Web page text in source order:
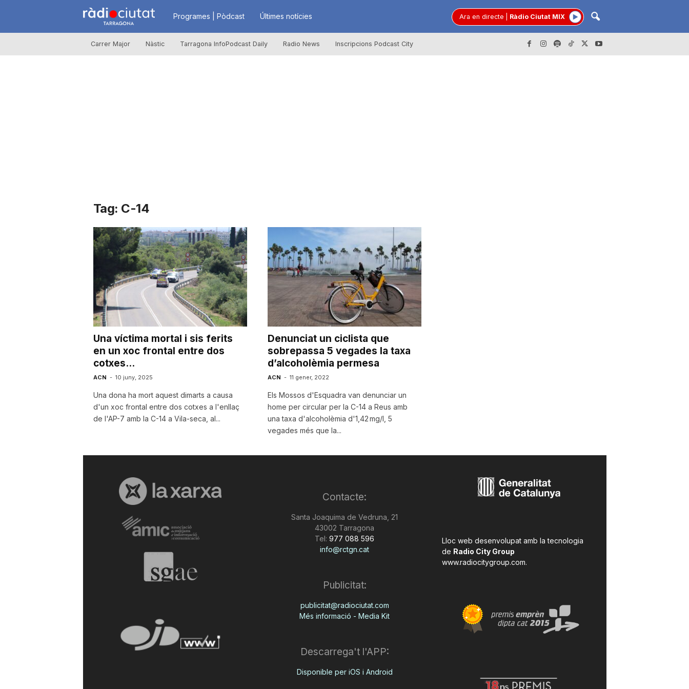
R
à
u
t
t
e
a
o
Programes | Pòdcast Últimes notícies Ara en directe Ràdio Ciutat MIX
Carrer Major Nàstic Tarragona InfoPodcast Daily Radio News Inscripcions Podcast City
Tag: C-14
Una víctima mortal i sis ferits
en un xoc frontal entre dos
cotxes...
ACN - 10 juny, 2025
Una dona ha mort aquest dimarts a causa
d'un xoc frontal entre dos cotxes a l'enllaç
de l'AP-7 amb la C-14 a Vila-seca, al...
Denunciat un ciclista que
sobrepassa 5 vegades la taxa
d’alcoholèmia permesa
ACN - 11 gener, 2022
Els Mossos d'Esquadra van denunciar un
home per circular per la C-14 a Reus amb
una taxa d'alcoholèmia d'1,42 mg/l, 5
vegades més que la...
Contacte:
Santa Joaquima de Vedruna, 21
43002 Tarragona
Tel: 977 088 596
info@rctgn.cat
Publicitat:
publicitat@radiociutat.com
Més informació - Media Kit
Descarrega't l'APP:
Disponible per iOS i Android
Lloc web desenvolupat amb la tecnologia
de Radio City Group
www.radiocitygroup.com.